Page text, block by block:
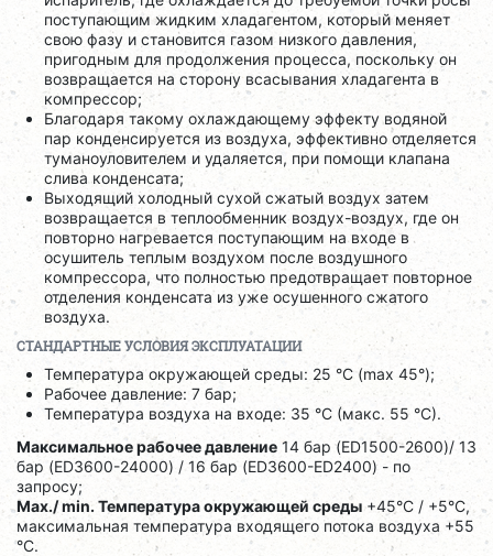
поступающим жидким хладагентом, который меняет
свою фазу и становится газом низкого давления,
пригодным для продолжения процесса, поскольку он
возвращается на сторону всасывания хладагента в
компрессор;
Благодаря такому охлаждающему эффекту водяной
пар конденсируется из воздуха, эффективно отделяется
туманоуловителем и удаляется, при помощи клапана
слива конденсата;
Выходящий холодный сухой сжатый воздух затем
возвращается в теплообменник воздух-воздух, где он
повторно нагревается поступающим на входе в
осушитель теплым воздухом после воздушного
компрессора, что полностью предотвращает повторное
отделения конденсата из уже осушенного сжатого
воздуха.
СТАНДАРТНЫЕ УСЛОВИЯ ЭКСПЛУАТАЦИИ
Температура окружающей среды: 25 °C (max 45°);
Рабочее давление: 7 бар;
Температура воздуха на входе: 35 °C (макс. 55 °C).
Максимальное рабочее давление 14 бар (ED1500-2600)/ 13
бар (ED3600-24000) / 16 бар (ED3600-ED2400) - по
запросу;
Max./ min. Температура окружающей среды +45°C / +5°C,
максимальная температура входящего потока воздуха +55
°C.